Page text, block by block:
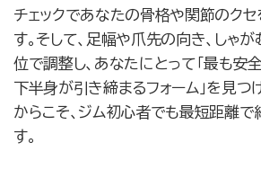
チェックであなたの骨格や関節のク
す。そして、足幅や爪先の向き、しゃ
位で調整し、あなたにとって「最も安
下半身が引き締まるフォーム」を見つ
からこそ、ジム初心者でも最短距離
す。